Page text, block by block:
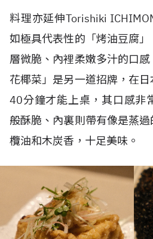
料理亦延伸Torishiki
如極具代表性的「烤油豆腐
層微脆、內裡柔嫩多汁的口
花椰菜」是另一道招牌，在
40分鐘才能上桌，其口感非
般酥脆、內裏則帶有像是蒸
欖油和木炭香，十足美味。